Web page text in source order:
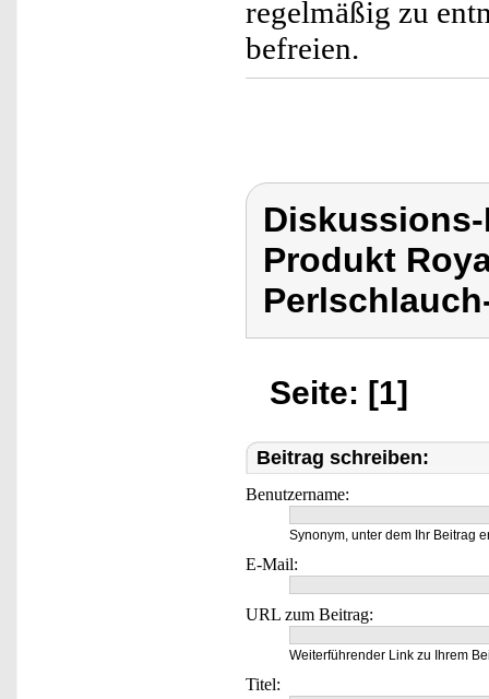
regelmäßig zu
befreien.
Produkt
Seite: [1]
Beitrag schreiben:
Benutzername:
Synonym, unter dem Ihr Beitrag
E-Mail:
URL zum Beitrag:
Weiterführender Link zu Ihrem
Titel: